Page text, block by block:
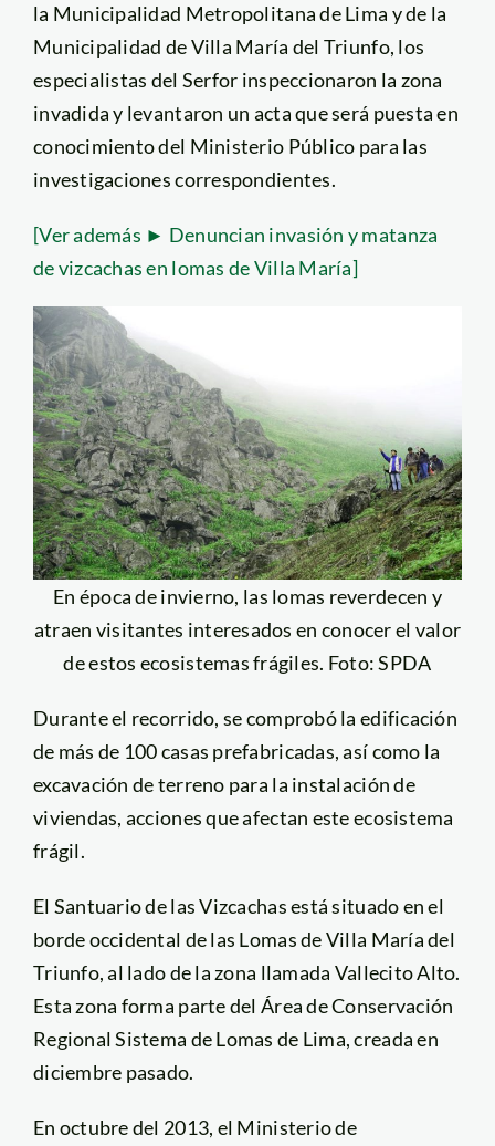
la Municipalidad Metropolitana de Lima y de la
Municipalidad de Villa María del Triunfo, los
especialistas del Serfor inspeccionaron la zona
invadida y levantaron un acta que será puesta en
conocimiento del Ministerio Público para las
investigaciones correspondientes.
[Ver además ► Denuncian invasión y matanza
de vizcachas en lomas de Villa María]
En época de invierno, las lomas reverdecen y
atraen visitantes interesados en conocer el valor
de estos ecosistemas frágiles. Foto: SPDA
Durante el recorrido, se comprobó la edificación
de más de 100 casas prefabricadas, así como la
excavación de terreno para la instalación de
viviendas, acciones que afectan este ecosistema
frágil.
El Santuario de las Vizcachas está situado en el
borde occidental de las Lomas de Villa María del
Triunfo, al lado de la zona llamada Vallecito Alto.
Esta zona forma parte del Área de Conservación
Regional Sistema de Lomas de Lima, creada en
diciembre pasado.
En octubre del 2013, el Ministerio de